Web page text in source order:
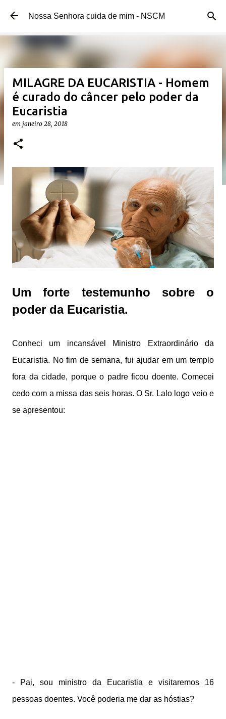
Pular para o conteúdo principal
Nossa Senhora cuida de mim - NSCM
MILAGRE DA EUCARISTIA - Homem
é curado do câncer pelo poder da
Eucaristia
em janeiro 28, 2018
Um forte testemunho sobre o
poder da Eucaristia.
Conheci um incansável Ministro Extraordinário da
Eucaristia. No fim de semana, fui ajudar em um templo
fora da cidade, porque o padre ficou doente. Comecei
cedo com a missa das seis horas. O Sr. Lalo logo veio e
se apresentou:
- Pai, sou ministro da Eucaristia e visitaremos 16
pessoas doentes. Você poderia me dar as hóstias?